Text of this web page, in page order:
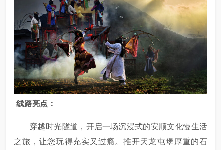
线路亮点：
穿越时光隧道，开启一场沉浸式的安顺文化慢生活
之旅，让您玩得充实又过瘾。推开天龙屯堡厚重的石